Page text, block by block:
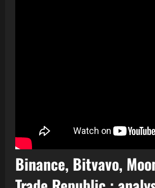
Binance, Bitvavo,